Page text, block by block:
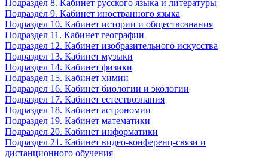
Подраздел 8. Кабинет русского языка и литературы
Подраздел 9. Кабинет иностранного языка
Подраздел 10. Кабинет истории и обществознания
Подраздел 11. Кабинет географии
Подраздел 12. Кабинет изобразительного искусства
Подраздел 13. Кабинет музыки
Подраздел 14. Кабинет физики
Подраздел 15. Кабинет химии
Подраздел 16. Кабинет биологии и экологии
Подраздел 17. Кабинет естествознания
Подраздел 18. Кабинет астрономии
Подраздел 19. Кабинет математики
Подраздел 20. Кабинет информатики
Подраздел 21. Кабинет видео-конференц-связи и
дистанционного обучения